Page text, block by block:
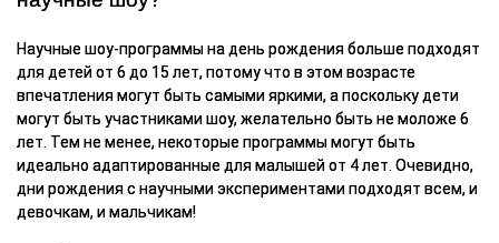
Научные шоу-программы на день рождения больше подходят
для детей от 6 до 15 лет, потому что в этом возрасте
впечатления могут быть самыми яркими, а поскольку дети
могут быть участниками шоу, желательно быть не моложе 6
лет. Тем не менее, некоторые программы могут быть
идеально адаптированные для малышей от 4 лет. Очевидно,
дни рождения с научными экспериментами подходят всем, и
девочкам, и мальчикам!